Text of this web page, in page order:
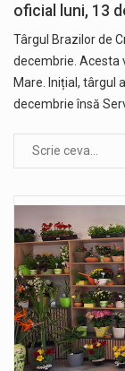
oficial luni, 13
Târgul Brazilor de
decembrie. Acesta
Mare. Inițial, târgul
decembrie însă